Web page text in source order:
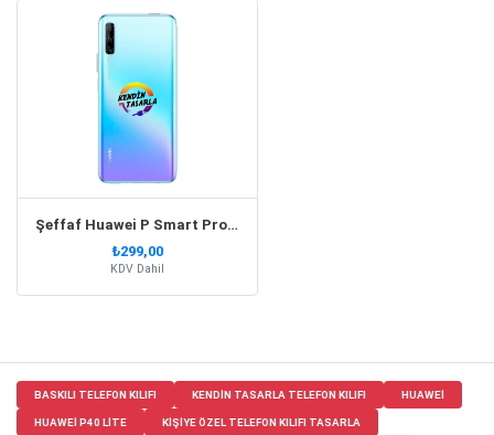
Şeffaf Huawei P Smart Pro (2019) Telefon Kılıfı
₺299,00
KDV Dahil
BASKILI TELEFON KILIFI KENDIN TASARLA TELEFON KILIFI HUAWEI
HUAWEI P40 LITE KIŞIYE ÖZEL TELEFON KILIFI TASARLA